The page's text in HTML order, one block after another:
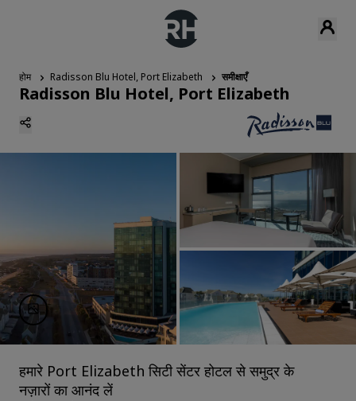
होम Radisson Blu Hotel, Port Elizabeth समीक्षाएँ
Radisson Blu Hotel, Port Elizabeth
हमारे Port Elizabeth सिटी सेंटर होटल से समुद्र के
नज़ारों का आनंद लें